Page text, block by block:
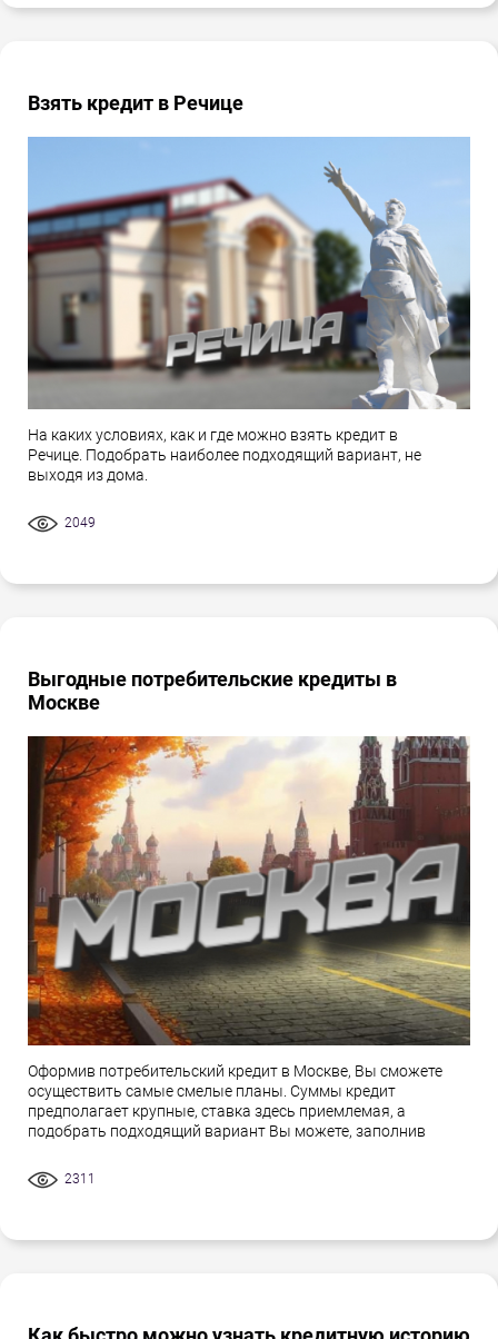
Взять кредит в Речице
На каких условиях, как и где можно взять кредит в
Речице. Подобрать наиболее подходящий вариант, не
выходя из дома.
2049
Выгодные потребительские кредиты в
Москве
Оформив потребительский кредит в Москве, Вы сможете
осуществить самые смелые планы. Суммы кредит
предполагает крупные, ставка здесь приемлемая, а
подобрать подходящий вариант Вы можете, заполнив
2311